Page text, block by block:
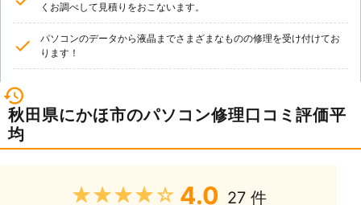
くお調べして見積りをおこないます。
パソコンのデータから液晶までさまざまなものの修理を受け付けてお
ります！
秋田県にかほ市のパソコン修理口コミ評価平
均
★★★★★ 4.0 27 件